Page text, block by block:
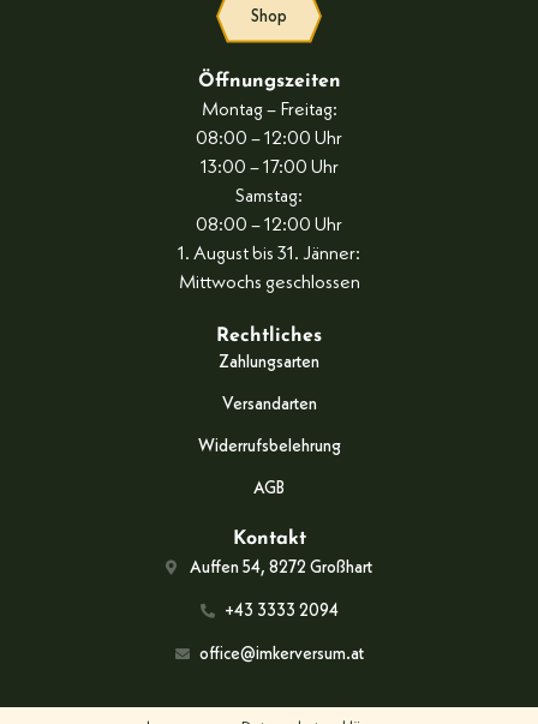
Shop
Öffnungszeiten
Montag – Freitag:
08:00 – 12:00 Uhr
13:00 – 17:00 Uhr
Samstag:
08:00 – 12:00 Uhr
1. August bis 31. Jänner:
Mittwochs geschlossen
Rechtliches
Zahlungsarten
Versandarten
Widerrufsbelehrung
AGB
Kontakt
Auffen 54, 8272 Großhart
+43 3333 2094
office@imkerversum.at